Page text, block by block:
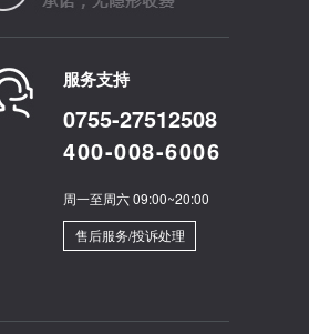
服务支持
0755-27512508
400-008-6006
周一至周六 09:00~20:00
售后服务/投诉处理